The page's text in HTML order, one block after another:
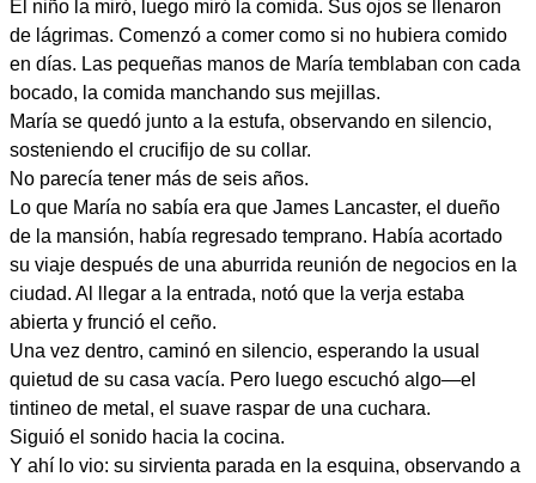
El niño la miró, luego miró la comida. Sus ojos se llenaron
de lágrimas. Comenzó a comer como si no hubiera comido
en días. Las pequeñas manos de María temblaban con cada
bocado, la comida manchando sus mejillas.
María se quedó junto a la estufa, observando en silencio,
sosteniendo el crucifijo de su collar.
No parecía tener más de seis años.
Lo que María no sabía era que James Lancaster, el dueño
de la mansión, había regresado temprano. Había acortado
su viaje después de una aburrida reunión de negocios en la
ciudad. Al llegar a la entrada, notó que la verja estaba
abierta y frunció el ceño.
Una vez dentro, caminó en silencio, esperando la usual
quietud de su casa vacía. Pero luego escuchó algo—el
tintineo de metal, el suave raspar de una cuchara.
Siguió el sonido hacia la cocina.
Y ahí lo vio: su sirvienta parada en la esquina, observando a